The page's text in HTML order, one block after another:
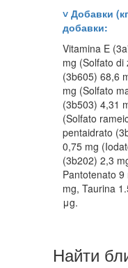
˅ Добавки
добавки:
Vitamina E
mg (Solfato di
(3b605) 68,6
mg (Solfato
(3b503) 4,31
(Solfato
pentaidrato
0,75 mg
(3b202) 2,3
Pantotenato
mg, Taurina
μg.
Найти